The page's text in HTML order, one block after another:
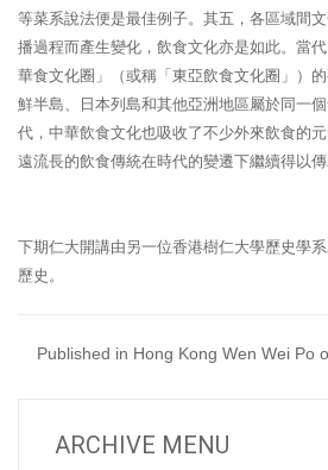
等菜系說法便是最佳例子。其五，各區域間
播過程而產生變化，飲食文化亦是如此。當
華食文化圈」（或稱「東亞飲食文化圈」）
鮮半島、日本列島和其他亞洲地區屬於同一
代，中華飲食文化也吸收了不少外來飲食的
遠流長的飲食傳統在時代的變遷下繼續得以傳
下期仁大開講由另一位香港樹仁大學歷史學
歷史。
Published in Hong Kong Wen Wei Po
ARCHIVE MENU